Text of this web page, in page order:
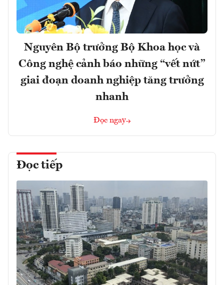
Nguyên Bộ trưởng Bộ Khoa học và
Công nghệ cảnh báo những “vết nứt”
giai đoạn doanh nghiệp tăng trưởng
nhanh
Đọc ngay
Đọc tiếp